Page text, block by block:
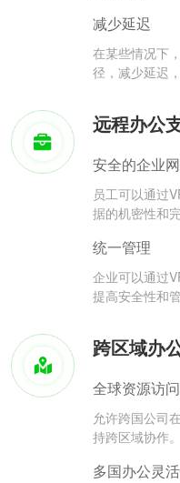
减少延迟
在某些情况下
径，减少延迟
远程办公
安全的企业
员工可以通过
据的机密性和完
统一管理
企业可以通过
提高安全性和
跨区域办
全球资源访问
允许跨国公司
持跨区域协作。
多国办公灵